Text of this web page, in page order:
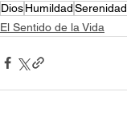
DiosHumildadSerenidad
El Sentido de la Vida